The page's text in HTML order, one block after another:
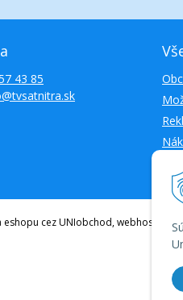
43 85
eshopu cez UNIobchod, webhosting